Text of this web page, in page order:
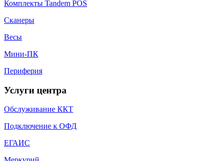
Комплекты Tandem POS
Сканеры
Весы
Мини-ПК
Периферия
Услуги центра
Обслуживание ККТ
Подключение к ОФД
ЕГАИС